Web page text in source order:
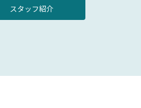
スタッフ紹介